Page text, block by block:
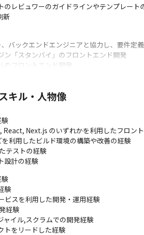
のレビュワーのガイドラインやテンプレート
新
バックエンドエンジニアと協力し、要件定
ン「スタンバイ」のフロントエンド開発
のフロントエンド開発
ァクタリングなどの改善活動
新等の保守運用業務
キル・人物像
React, Next.js のいずれかを利用したフロン
を利用したビルド環境の構築や改善の経験
テストの経験
設計の経験
験
ビスを利用した開発・運用経験
経験
ャイル,スクラムでの開発経験
トをリードした経験